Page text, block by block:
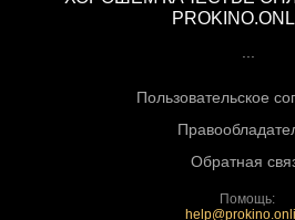
...
Пользовательское
Обратная
Помощь: